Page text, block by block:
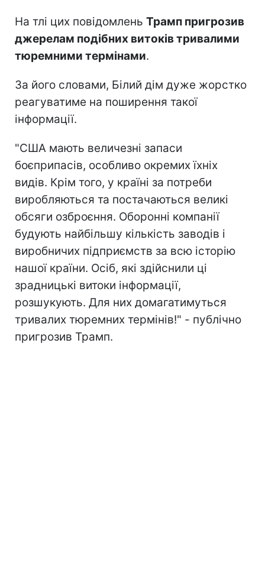
На тлі цих повідомлень Трамп пригрозив
джерелам подібних витоків тривалими
тюремними термінами.
За його словами, Білий дім дуже жорстко
реагуватиме на поширення такої
інформації.
"США мають величезні запаси
боєприпасів, особливо окремих їхніх
видів. Крім того, у країні за потреби
виробляються та постачаються великі
обсяги озброєння. Оборонні компанії
будують найбільшу кількість заводів і
виробничих підприємств за всю історію
нашої країни. Осіб, які здійснили ці
зрадницькі витоки інформації,
розшукують. Для них домагатимуться
тривалих тюремних термінів!" - публічно
пригрозив Трамп.